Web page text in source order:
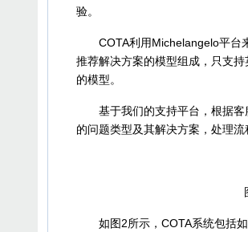
验。
COTA利用Michelangelo平台来
推荐解决方案的模型组成，只支
的模型。
基于我们的支持平台，根据客
的问题类型及其解决方案，处理流
如图2所示，COTA系统包括如